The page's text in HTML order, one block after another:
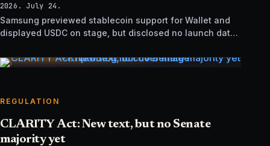
2026. July 24.
Samsung previewed stablecoin support for Wallet and
displayed USDC on stage, but disclosed no launch date,
REGULATION
CLARITY Act: New text, but no Senate
majority yet